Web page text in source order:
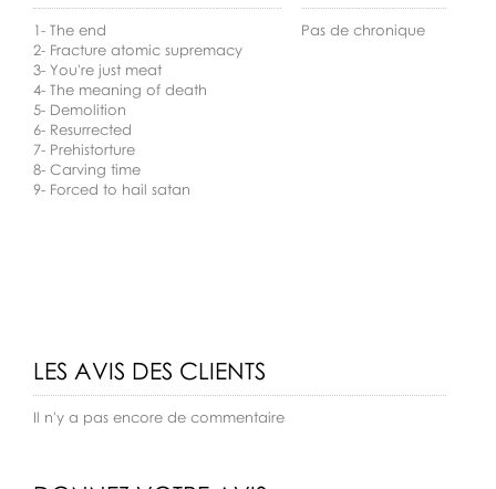
1- The end
2- Fracture atomic supremacy
3- You're just meat
4- The meaning of death
5- Demolition
6- Resurrected
7- Prehistorture
8- Carving time
9- Forced to hail satan
Pas de chronique
LES AVIS DES CLIENTS
Il n'y a pas encore de commentaire